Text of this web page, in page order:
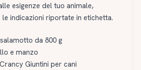
esigenze del tuo animale,
indicazioni riportate in etichetta.
da 800 g
e manzo
Giuntini per cani